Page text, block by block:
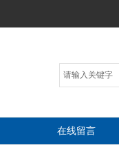
在线留言